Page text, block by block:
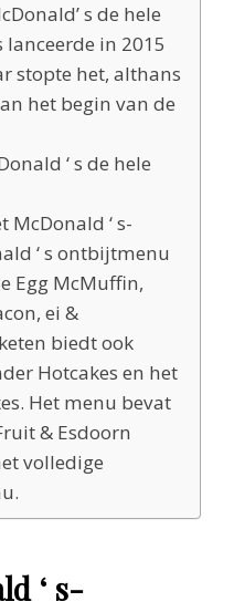
s de hele
lanceerde in 2015
stopte het, althans
het begin van de
‘ s de hele
‘ s-
‘ s ontbijtmenu
Egg McMuffin,
ei &
biedt ook
Hotcakes en het
Het menu bevat
& Esdoorn
volledige
‘ s-